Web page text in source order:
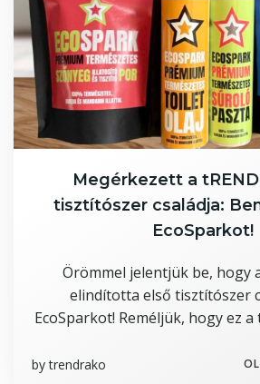
Megérkezett a
tisztítószer családja:
EcoSparkot!
Örömmel jelentjük be, hogy
elindította első tisztítószer
EcoSparkot! Reméljük, hogy ez
by trendrako